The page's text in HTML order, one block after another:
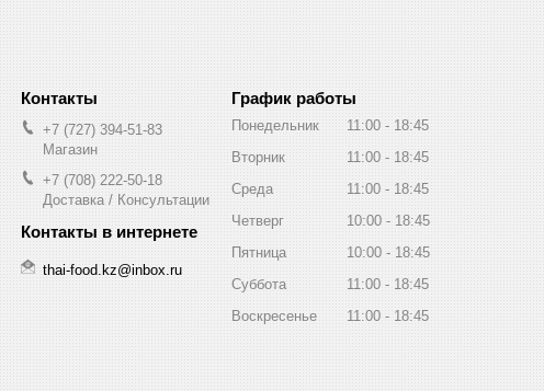
+7 (727) 394-51-83
Магазин
+7 (708) 222-50-18
Доставка / Консультации
thai-food.kz@inbox.ru
График работы
Понедельник 11:00
18:45
Вторник
11:00
18:45
Среда
11:00
18:45
Четверг
10:00
18:45
Пятница
10:00
18:45
Суббота
11:00
18:45
Воскресенье
11:00 18:45